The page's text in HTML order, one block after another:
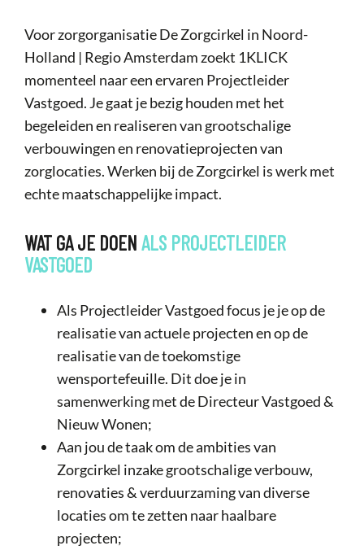
Voor zorgorganisatie De Zorgcirkel in Noord-
Holland | Regio Amsterdam zoekt 1KLICK
momenteel naar een ervaren Projectleider
Vastgoed. Je gaat je bezig houden met het
begeleiden en realiseren van grootschalige
verbouwingen en renovatieprojecten van
zorglocaties. Werken bij de Zorgcirkel is werk met
echte maatschappelijke impact.
WAT GA JE DOEN ALS PROJECTLEIDER
VASTGOED
Als Projectleider Vastgoed focus je je op de
realisatie van actuele projecten en op de
realisatie van de toekomstige
wensportefeuille. Dit doe je in
samenwerking met de Directeur Vastgoed &
Nieuw Wonen;
Aan jou de taak om de ambities van
Zorgcirkel inzake grootschalige verbouw,
renovaties & verduurzaming van diverse
locaties om te zetten naar haalbare
projecten;